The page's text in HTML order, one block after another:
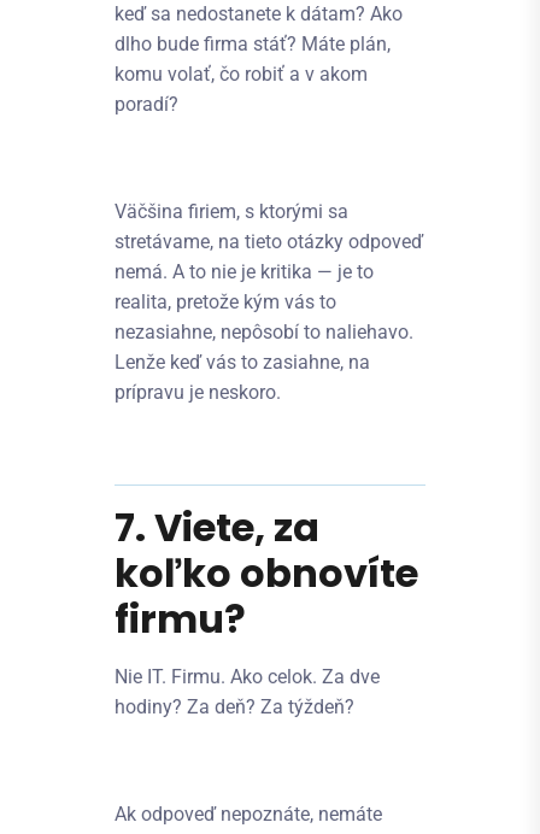
keď sa nedostanete k dátam? Ako
dlho bude firma stáť? Máte plán,
komu volať, čo robiť a v akom
poradí?
Väčšina firiem, s ktorými sa
stretávame, na tieto otázky odpoveď
nemá. A to nie je kritika — je to
realita, pretože kým vás to
nezasiahne, nepôsobí to naliehavo.
Lenže keď vás to zasiahne, na
prípravu je neskoro.
7. Viete, za
koľko obnovíte
firmu?
Nie IT. Firmu. Ako celok. Za dve
hodiny? Za deň? Za týždeň?
Ak odpoveď nepoznáte, nemáte